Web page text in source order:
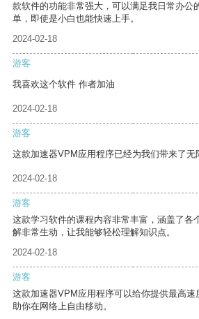
款软件的功能非常强大，可以满足我日常办公
单，即使是小白也能快速上手。
2024-02-18
游客
我喜欢这个软件 作者加油
2024-02-18
游客
这款加速器VPM应用程序已经为我们带来了无
2024-02-18
游客
这款学习软件的课程内容非常丰富，涵盖了各
解非常生动，让我能够轻松理解知识点。
2024-02-18
游客
这款加速器VPM应用程序可以给你提供最高
助你在网络上自由移动。